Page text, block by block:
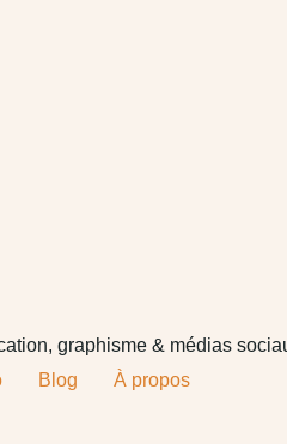
graphisme & médias
Blog À propos